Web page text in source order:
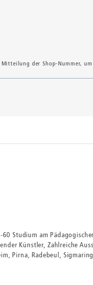
der Shop-Nummer,
Studium am
Künstler, Zahlreiche
Pirna, Radebeul,